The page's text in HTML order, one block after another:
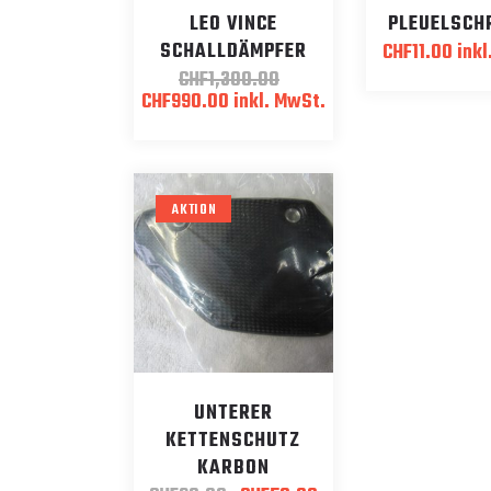
LEO VINCE
SCHALLDÄMPFER
CHF1,300.00
Ursprünglicher
CHF1,300.00
CHF990.00Aktueller
CHF990.00.
inkl. MwSt.
CHF11.00
AKTION
UNTERER
KETTENSCHUTZ
KARBON